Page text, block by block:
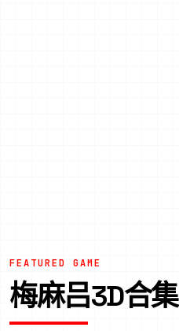
FEATURED GAME
梅麻吕3D合集